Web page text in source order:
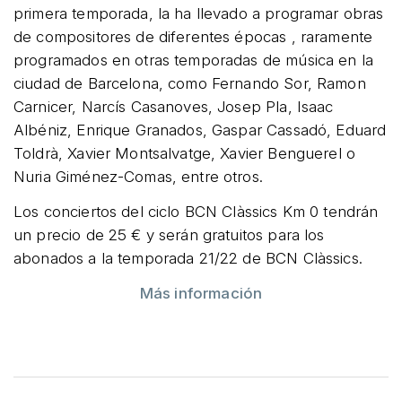
primera temporada, la ha llevado a programar obras
de compositores de diferentes épocas , raramente
programados en otras temporadas de música en la
ciudad de Barcelona, ​​como Fernando Sor, Ramon
Carnicer, Narcís Casanoves, Josep Pla, Isaac
Albéniz, Enrique Granados, Gaspar Cassadó, Eduard
Toldrà, Xavier Montsalvatge, Xavier Benguerel o
Nuria Giménez-Comas, entre otros.
Los conciertos del ciclo BCN Clàssics Km 0 tendrán
un precio de 25 € y serán gratuitos para los
abonados a la temporada 21/22 de BCN Clàssics.
Más información